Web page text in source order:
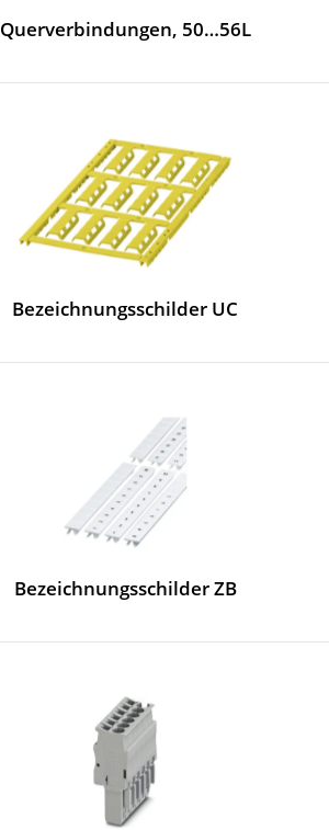
Querverbindungen, 50…56L
Bezeichnungsschilder UC
Bezeichnungsschilder ZB